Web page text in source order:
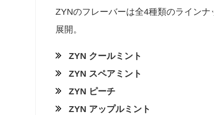
ZYNのフレーバーは全4種類のライン
展開。
ZYN クールミント
ZYN スペアミント
ZYN ピーチ
ZYN アップルミント